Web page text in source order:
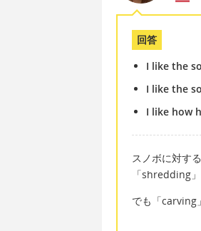
回答
I like the
I like the
I like how
スノボに対す
「shredding
でも「carving